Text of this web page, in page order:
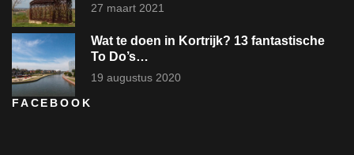
27 maart 2021
Wat te doen in Kortrijk? 13 fantastische
To Do’s…
19 augustus 2020
FACEBOOK